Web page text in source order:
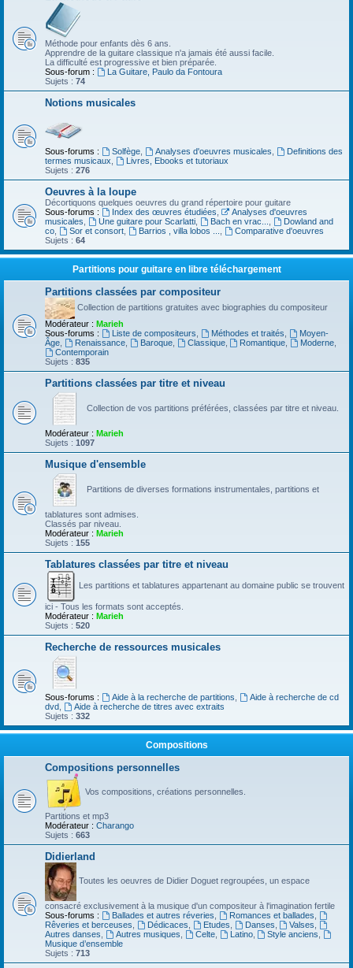
Méthode pour enfants dès 6 ans.
Apprendre de la guitare classique n'a jamais été aussi facile.
La difficulté est progressive et bien préparée.
Sous-forum :
La Guitare, Paulo da Fontoura
Sujets : 74
Notions musicales
Sous-forums : Solfège, Analyses d'oeuvres musicales
Definitions des
termes musicaux
Livres, Ebooks et tutoriaux
Sujets : 276
Oeuvres à la loupe
Décortiquons quelques oeuvres du grand répertoire pour guitare
Sous-forums :
Index des œuvres étudiées
Analyses d'oeuvres
musicales
Une guitare pour Scarlatti, Bach en vrac...
Dowland and
co
Sor et consort, Barrios , villa lobos ...
Comparative d'oeuvres
Sujets : 64
Partitions pour guitare en libre téléchargement
Partitions classées par compositeur
Collection de partitions gratuites avec biographies du compositeur
Modérateur : Marieh
Sous-forums :
Liste de compositeurs Méthodes et traités
Moyen-
Âge
Renaissance, Baroque, Classique, Romantique Moderne
Contemporain
Sujets : 835
Partitions classées par titre et niveau
Collection de vos partitions préférées, classées par titre et niveau.
Modérateur : Marieh
Sujets : 1097
Musique d'ensemble
Partitions de diverses formations instrumentales, partitions et
tablatures sont admises.
Classés par niveau.
Modérateur : Marieh
Sujets : 155
Tablatures classées par titre et niveau
Les partitions et tablatures appartenant au domaine public se trouvent
ici - Tous les formats sont acceptés.
Modérateur : Marieh
Sujets : 520
Recherche de ressources musicales
Sous-forums : Aide à la recherche de partitions
Aide à recherche de cd
dvd
Aide à recherche de titres avec extraits
Sujets : 332
Compositions
Compositions personnelles
Vos compositions, créations personnelles.
Partitions et mp3
Modérateur : Charango
Sujets : 663
Didierland
Toutes les oeuvres de Didier Doguet regroupées, un espace
consacré exclusivement à la musique d'un compositeur à l'imagination fertile
Sous-forums :
Ballades et autres réveries Romances et ballades
Rêveries et berceuses
Dédicaces Etudes Danses Valses
Autres danses
Autres musiques Celte, Latino, Style anciens
Musique d’ensemble
Sujets : 713